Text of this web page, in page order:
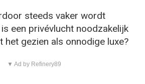
steeds vaker wordt
een privévlucht noodzakelijk
het gezien als onnodige luxe?
▼ Ad by Refinery89